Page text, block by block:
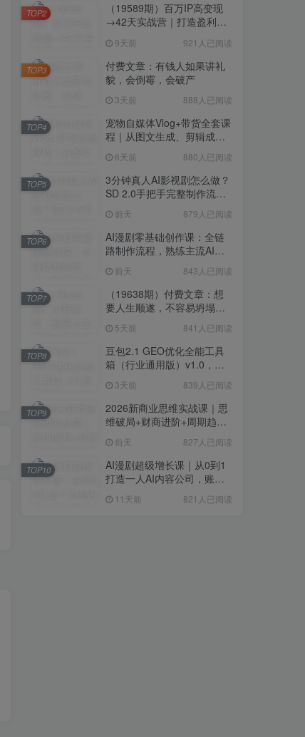
（19589期）百万IP高变现
→42天实战营｜打造盈利赚
域转化批量成交积累客户案
例
9天前 921人已阅读
TOP2
付费文章：有钱人如果讲礼
貌，会倒霉，会破产
3天前 888人已阅读
TOP3
宠物自媒体Vlog+带货全套课
程｜从图文生成、剪辑成片
6天前 880人已阅读
TOP4
3分钟真人AI影视剧怎么做？
SD 2.0手把手完整制作流程
无限生成
前天 879人已阅读
TOP5
AI漫剧零基础创作课：全链
路制作流程，熟练主流AI工
前天 843人已阅读
TOP6
（19638期）付费文章：想
要人生顺遂，不容易坍塌，
5天前 841人已阅读
TOP7
豆包2.1 GEO优化全能工具
箱（行业通用版）v1.0，会
景 3天前 839人已阅读
TOP8
2026新商业思维实战课｜思
维破局+财商进阶+周期趋势
度解析全体系
前天 827人已阅读
TOP9
AI漫剧超级增长课｜从0到1
打造一人AI内容公司，账号
流程实战
11天前 821人已阅读
TOP10